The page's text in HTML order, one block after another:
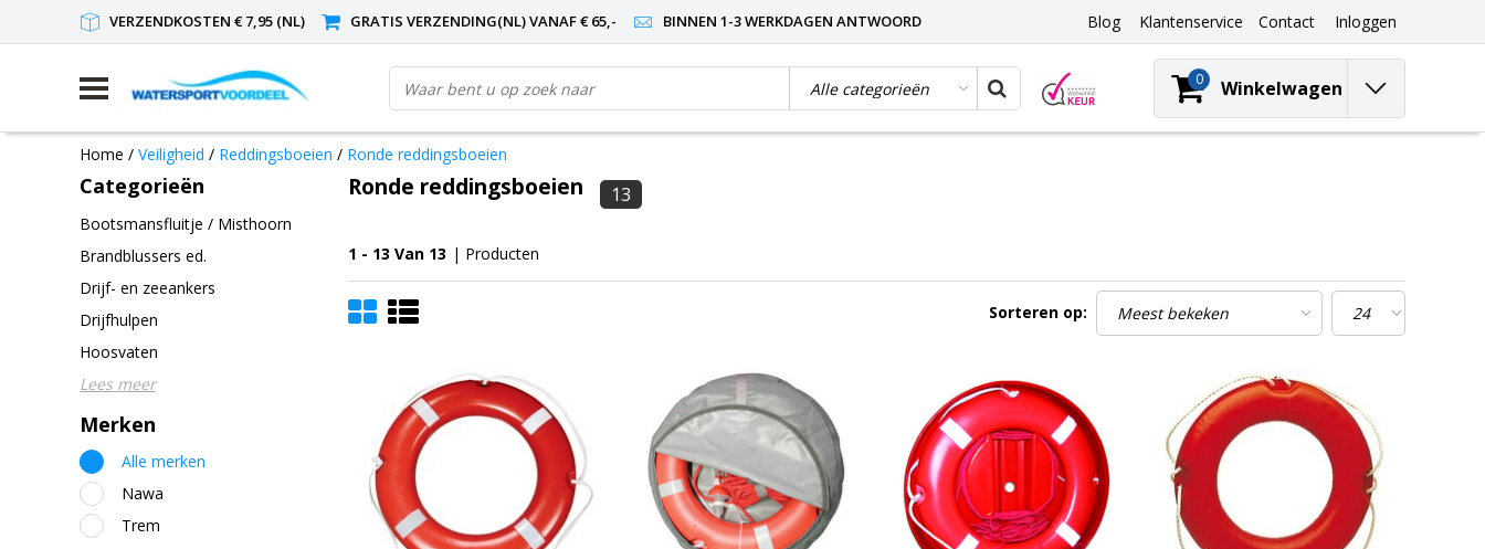
VERZENDKOSTEN € 7,95 (NL) GRATIS VERZENDING(NL) VANAF € 65,- BINNEN 1-3 WERKDAGEN ANTWOORD Blog Klantenservice Contact Inloggen
0 Winkelwagen
Home / Veiligheid / Reddingsboeien / Ronde reddingsboeien
Categorieën
Bootsmansfluitje / Misthoorn
Brandblussers ed.
Drijf- en zeeankers
Drijfhulpen
Hoosvaten
Lees meer
Merken
Alle merken
Nawa
Trem
Ronde reddingsboeien 13
1 - 13 Van 13 | Producten
Sorteren op: